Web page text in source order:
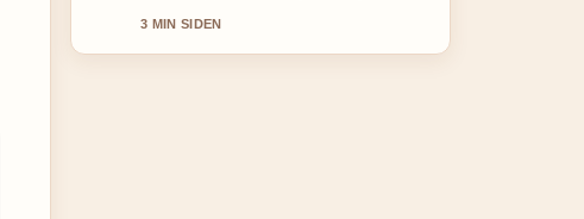
5 MIN SIDEN